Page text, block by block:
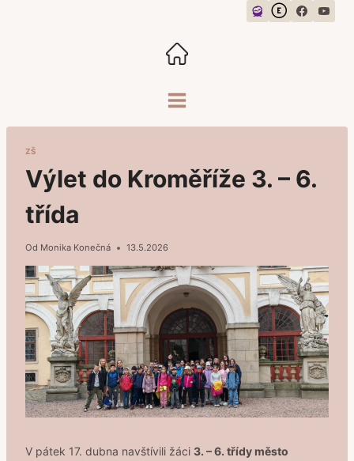
ZŠ
Výlet do Kroměříže 3. – 6.
třída
Od Monika Konečná 13.5.2026
V pátek 17. dubna navštívili žáci 3. – 6. třídy město